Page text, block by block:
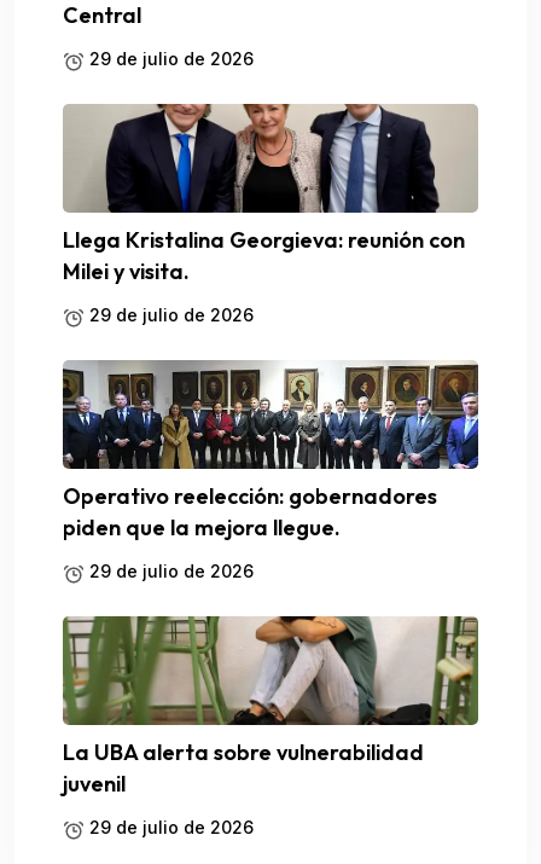
Central
29 de julio de 2026
Llega Kristalina Georgieva: reunión con
Milei y visita.
29 de julio de 2026
Operativo reelección: gobernadores
piden que la mejora llegue.
29 de julio de 2026
La UBA alerta sobre vulnerabilidad
juvenil
29 de julio de 2026